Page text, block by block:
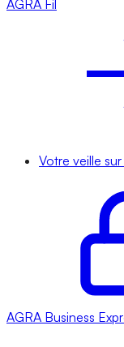
AGRA Fil
Votre veille
AGRA Business